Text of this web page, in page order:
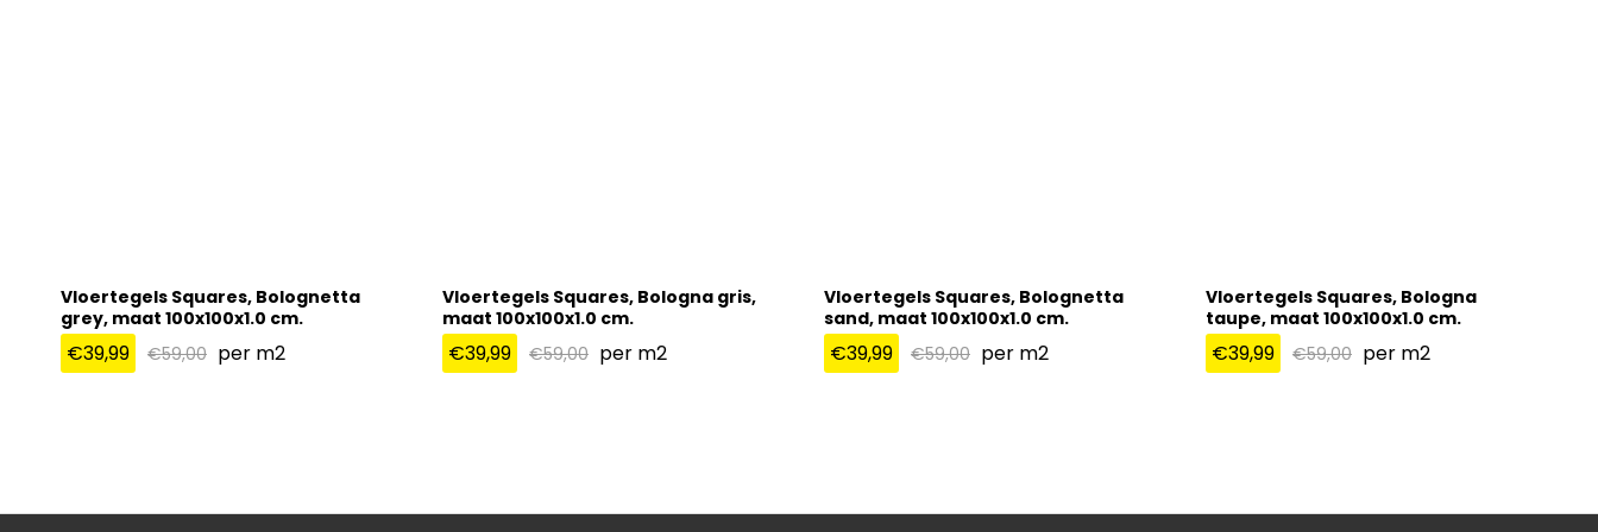
Vloertegels Squares, Bolognetta
grey, maat 100x100x1.0 cm.
€39,99 €59,00 per m2
Vloertegels Squares, Bologna gris,
maat 100x100x1.0 cm.
€39,99 €59,00 per m2
Vloertegels Squares, Bolognetta
sand, maat 100x100x1.0 cm.
€39,99 €59,00 per m2
Vloertegels Squares, Bologna
taupe, maat 100x100x1.0 cm.
€39,99 €59,00 per m2